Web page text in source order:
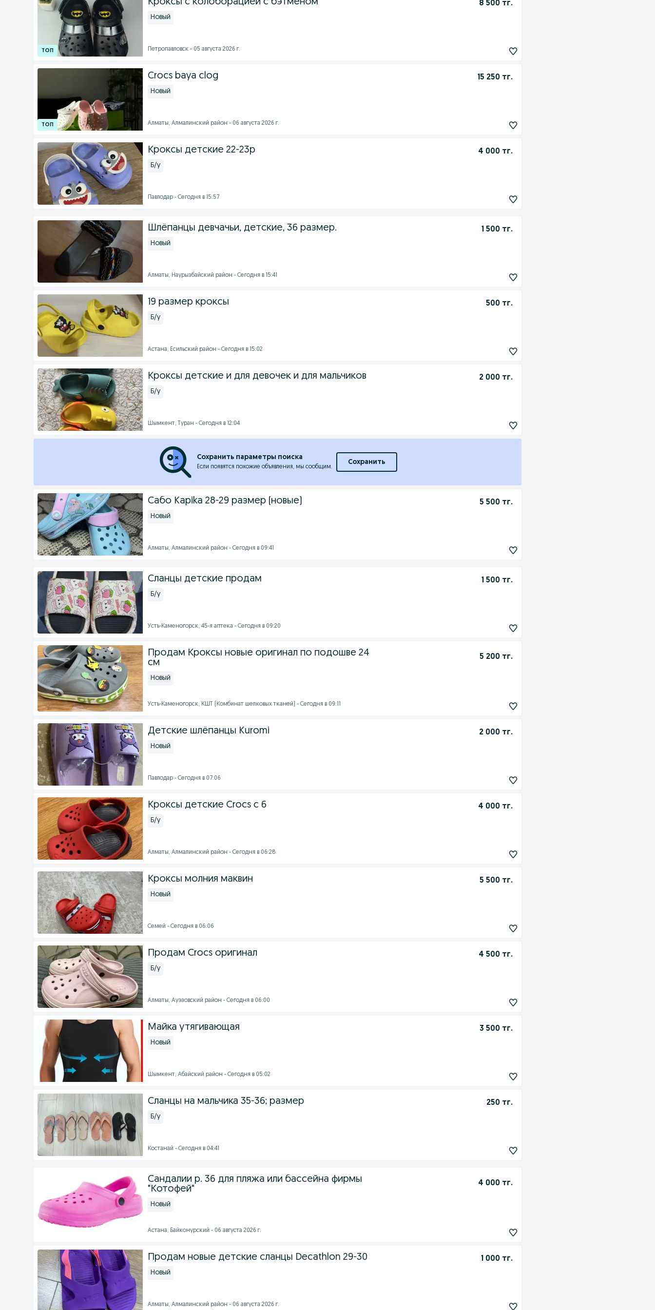
Кроксы с колоборацией с бэтменом 8 500 тг.
Новый
Петропавловск - 05 августа 2026 г.
Crocs baya clog 15 250 тг.
Новый
Алматы, Алмалинский район - 06 августа 2026 г.
Кроксы детские 22-23р 4 000 тг.
Б/у
Павлодар - Сегодня в 15:57
Шлёпанцы девчачьи, детские, 36 размер. 1 500 тг.
Новый
Алматы, Наурызбайский район - Сегодня в 15:41
19 размер кроксы 500 тг.
Б/у
Астана, Есильский район - Сегодня в 15:02
Кроксы детские и для девочек и для мальчиков 2 000 тг.
Б/у
Шымкент, Туран - Сегодня в 12:04
Сохранить параметры поиска
Если появятся похожие объявления, мы сообщим.
Сохранить
Сабо Kapika 28-29 размер (новые) 5 500 тг.
Новый
Алматы, Алмалинский район - Сегодня в 09:41
Сланцы детские продам 1 500 тг.
Б/у
Усть-Каменогорск, 45-я аптека - Сегодня в 09:20
Продам Кроксы новые оригинал по подошве 24
см
5 200 тг.
Новый
Усть-Каменогорск, КШТ (Комбинат шелковых тканей) - Сегодня в 09:11
Детские шлёпанцы Kuromi 2 000 тг.
Новый
Павлодар - Сегодня в 07:06
Кроксы детские Crocs с 6 4 000 тг.
Б/у
Алматы, Алмалинский район - Сегодня в 06:28
Кроксы молния маквин 5 500 тг.
Новый
Семей - Сегодня в 06:06
Продам Crocs оригинал 4 500 тг.
Б/у
Алматы, Ауэзовский район - Сегодня в 06:00
Майка утягивающая 3 500 тг.
Новый
Шымкент, Абайский район - Сегодня в 05:02
Сланцы на мальчика 35-36; размер 250 тг.
Б/у
Костанай - Сегодня в 04:41
Сандалии р. 36 для пляжа или бассейна фирмы
"Котофей"
4 000 тг.
Новый
Астана, Байконурский - 06 августа 2026 г.
Продам новые детские сланцы Decathlon 29-30 1 000 тг.
Новый
Алматы, Алмалинский район - 06 августа 2026 г.